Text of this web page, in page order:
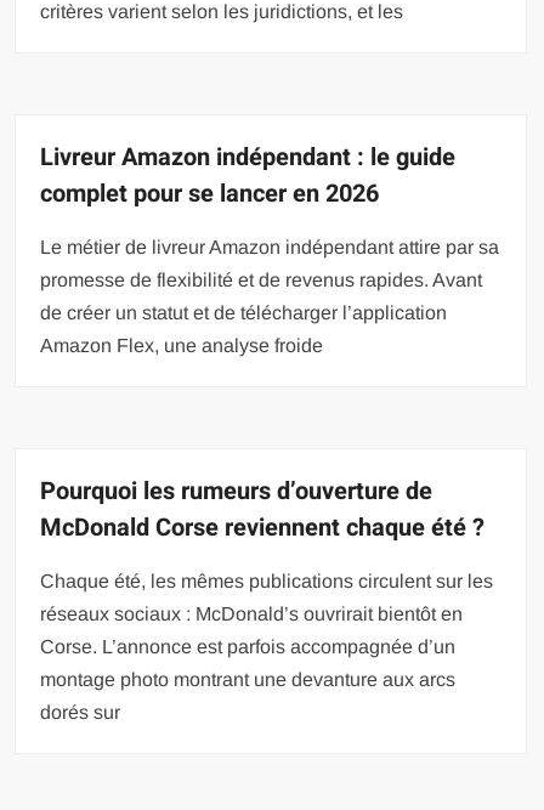
critères varient selon les juridictions, et les
Livreur Amazon indépendant : le guide
complet pour se lancer en 2026
Le métier de livreur Amazon indépendant attire par sa
promesse de flexibilité et de revenus rapides. Avant
de créer un statut et de télécharger l’application
Amazon Flex, une analyse froide
Pourquoi les rumeurs d’ouverture de
McDonald Corse reviennent chaque été ?
Chaque été, les mêmes publications circulent sur les
réseaux sociaux : McDonald’s ouvrirait bientôt en
Corse. L’annonce est parfois accompagnée d’un
montage photo montrant une devanture aux arcs
dorés sur